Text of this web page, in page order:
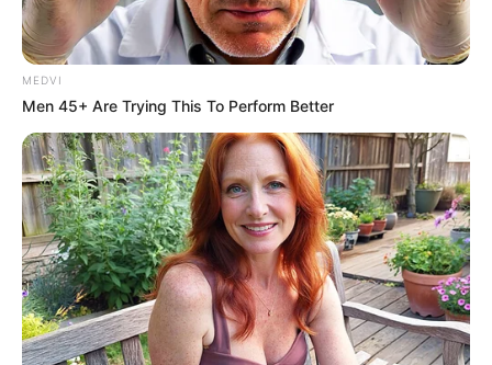
MEDVI
Men 45+ Are Trying This To Perform Better